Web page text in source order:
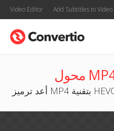
Video Editor Add Subtitles to Video